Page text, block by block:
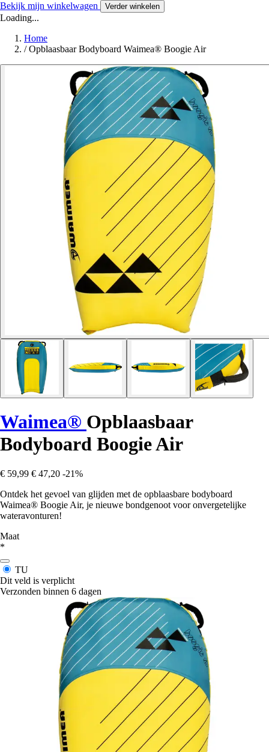
Bekijk mijn winkelwagen Verder winkelen
Loading...
Home
/ Opblaasbaar Bodyboard Waimea® Boogie Air
Waimea® Opblaasbaar
Bodyboard Boogie Air
€ 59,99 € 47,20 -21%
Ontdek het gevoel van glijden met de opblaasbare bodyboard
Waimea® Boogie Air, je nieuwe bondgenoot voor onvergetelijke
wateravonturen!
Maat
*
TU
Dit veld is verplicht
Verzonden binnen 6 dagen